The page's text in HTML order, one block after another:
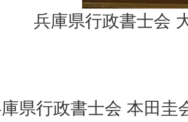
兵庫県行政書士会
県行政書士会 本田圭